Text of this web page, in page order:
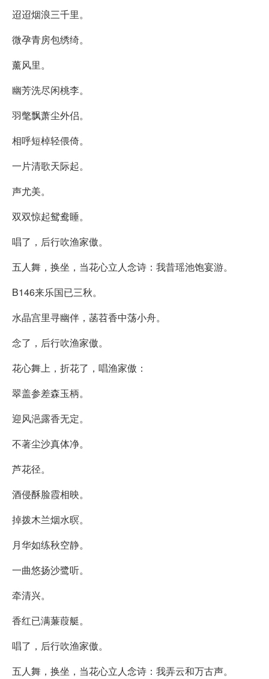
迢迢烟浪三千里。
微孕青房包绣绮。
薰风里。
幽芳洗尽闲桃李。
羽氅飘萧尘外侣。
相呼短棹轻偎倚。
一片清歌天际起。
声尤美。
双双惊起鸳鸯睡。
唱了，后行吹渔家傲。
五人舞，换坐，当花心立人念诗：我昔瑶池饱宴游。
B146来乐国已三秋。
水晶宫里寻幽伴，菡苕香中荡小舟。
念了，后行吹渔家傲。
花心舞上，折花了，唱渔家傲：
翠盖参差森玉柄。
迎风浥露香无定。
不著尘沙真体净。
芦花径。
酒侵酥脸霞相映。
掉拨木兰烟水暝。
月华如练秋空静。
一曲悠扬沙鹭听。
牵清兴。
香红已满蒹葭艇。
唱了，后行吹渔家傲。
五人舞，换坐，当花心立人念诗：我弄云和万古声。